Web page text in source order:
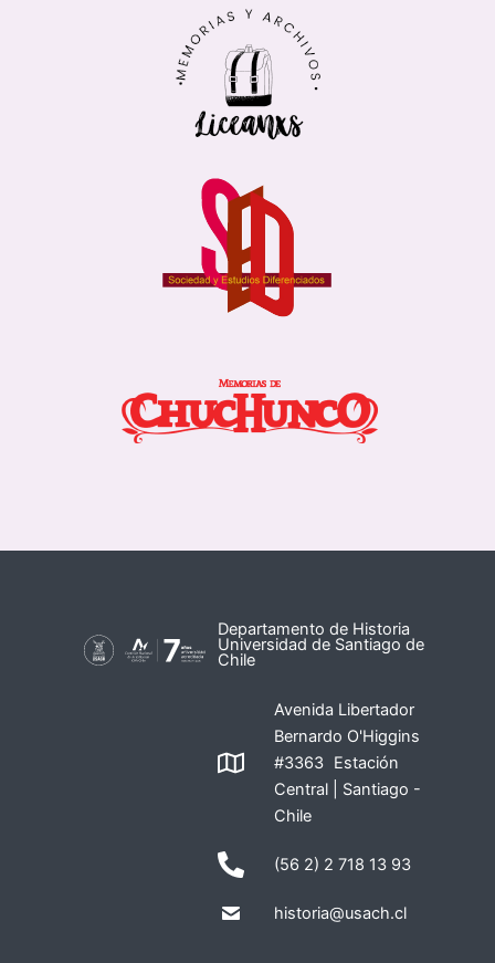
Departamento de Historia
Universidad de Santiago de
Chile
Avenida Libertador
Bernardo O'Higgins
#3363 Estación
Central | Santiago -
Chile
(56 2) 2 718 13 93
historia@usach.cl